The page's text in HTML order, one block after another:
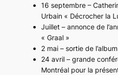
16 septembre –
Urbain « Décrocher la
Juillet – annonce de
« Graal »
2 mai – sortie de
24 avril – grande
Montréal pour la